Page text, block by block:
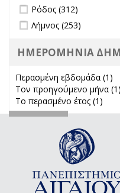
Apply Ρόδος filter
Ρόδος (312)
Apply Λήμνος filter
Λήμνος (253)
ΗΜΕΡΟΜΗΝΙΑ
Περασμένη εβδομάδα (1)
Τον προηγούμενο μήνα (1)
Το περασμένο έτος (1)